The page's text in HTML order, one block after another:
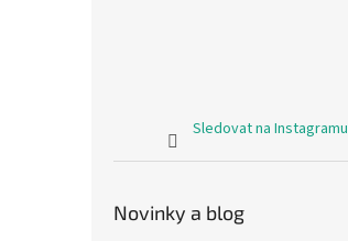
Sledovat na Instagramu
Novinky a blog